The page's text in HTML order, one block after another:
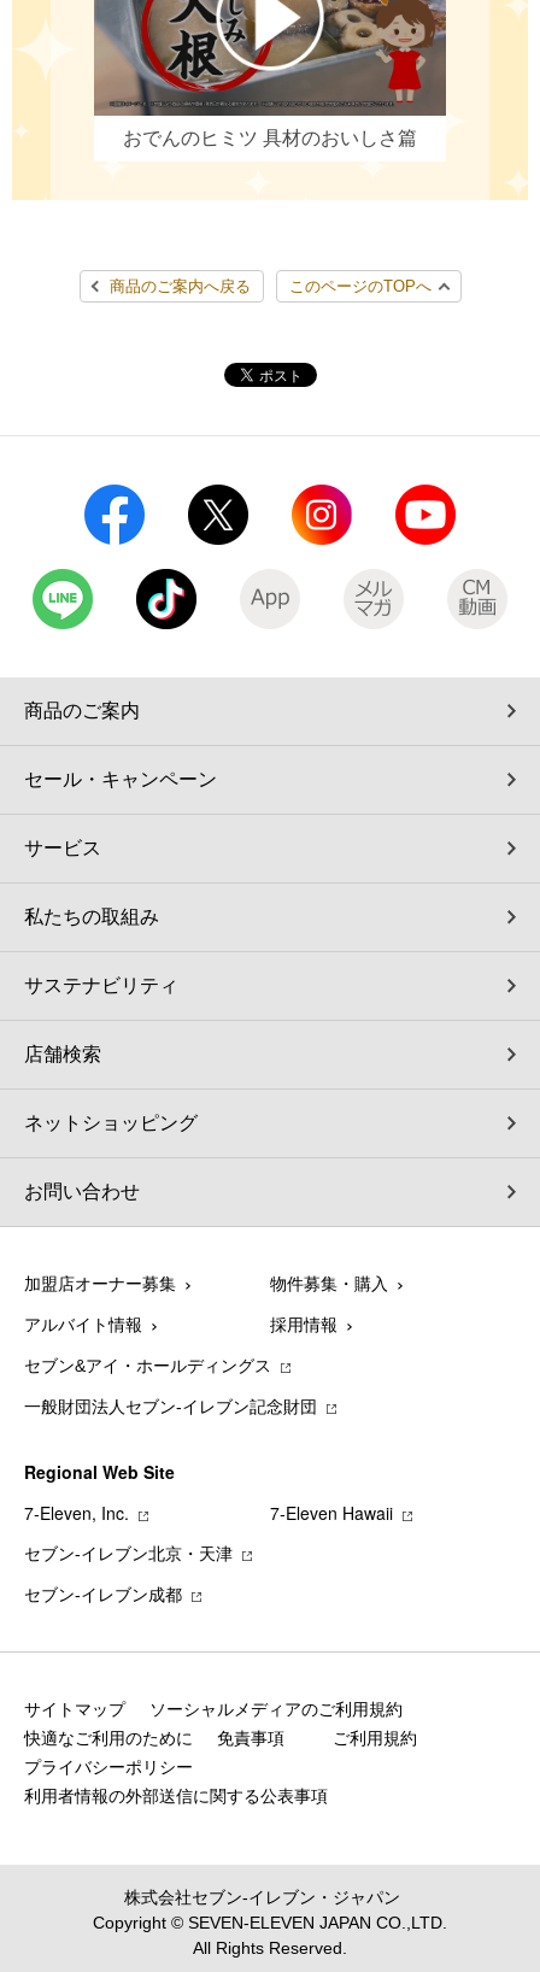
おでんのヒミツ 具材のおいしさ篇
商品のご案内へ戻る このページのTOPへ
商品のご案内
セール・キャンペーン
サービス
私たちの取組み
サステナビリティ
店舗検索
ネットショッピング
お問い合わせ
加盟店オーナー募集 物件募集・購入
アルバイト情報 採用情報
セブン&アイ・ホールディングス
一般財団法人セブン-イレブン記念財団
Regional Web Site
7‐Eleven, Inc.
7‐Eleven Hawaii
セブン‐イレブン北京・天津
セブン‐イレブン成都
サイトマップ
ソーシャルメディアのご利用規約
快適なご利用のために
免責事項
ご利用規約
プライバシーポリシー
利用者情報の外部送信に関する公表事項
株式会社セブン‐イレブン・ジャパン
Copyright © SEVEN-ELEVEN JAPAN CO.,LTD.
All Rights Reserved.